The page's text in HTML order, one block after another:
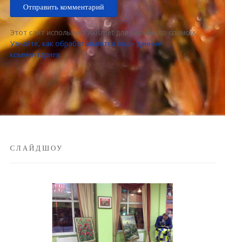
Этот сайт использует Akismet для борьбы со спамом.
Узнайте, как обрабатываются ваши данные
комментариев.
СЛАЙДШОУ